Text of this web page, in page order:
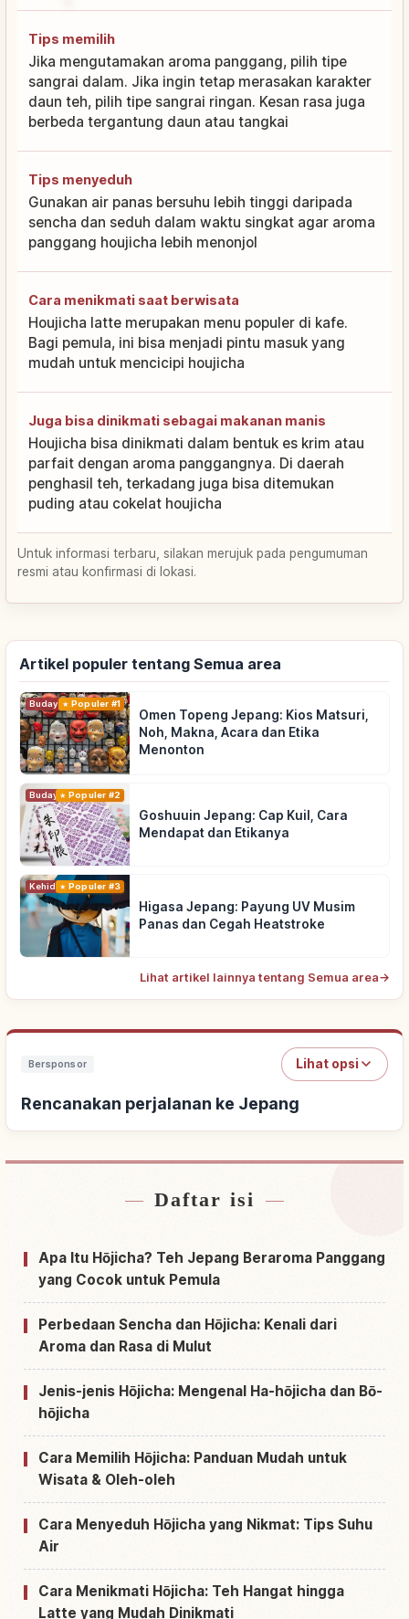
Tips memilih
Jika mengutamakan aroma panggang, pilih tipe
sangrai dalam. Jika ingin tetap merasakan karakter
daun teh, pilih tipe sangrai ringan. Kesan rasa juga
berbeda tergantung daun atau tangkai
Tips menyeduh
Gunakan air panas bersuhu lebih tinggi daripada
sencha dan seduh dalam waktu singkat agar aroma
panggang houjicha lebih menonjol
Cara menikmati saat berwisata
Houjicha latte merupakan menu populer di kafe.
Bagi pemula, ini bisa menjadi pintu masuk yang
mudah untuk mencicipi houjicha
Juga bisa dinikmati sebagai makanan manis
Houjicha bisa dinikmati dalam bentuk es krim atau
parfait dengan aroma panggangnya. Di daerah
penghasil teh, terkadang juga bisa ditemukan
puding atau cokelat houjicha
Untuk informasi terbaru, silakan merujuk pada pengumuman
resmi atau konfirmasi di lokasi.
Artikel populer tentang Semua area
Budaya Tradisional
Populer #1
Omen Topeng Jepang: Kios Matsuri,
Noh, Makna, Acara dan Etika
Menonton
Budaya Tradisional
Populer #2
Goshuuin Jepang: Cap Kuil, Cara
Mendapat dan Etikanya
KehidupanPopuler #3
Higasa Jepang: Payung UV Musim
Panas dan Cegah Heatstroke
Lihat artikel lainnya tentang Semua area→
Bersponsor Lihat opsi
Rencanakan perjalanan ke Jepang
Cari penginapan dekat Jepang
Cari aktivitas di Jepang↗
Daftar isi
Apa Itu Hōjicha? Teh Jepang Beraroma Panggang
yang Cocok untuk Pemula
Perbedaan Sencha dan Hōjicha: Kenali dari
Aroma dan Rasa di Mulut
Jenis-jenis Hōjicha: Mengenal Ha-hōjicha dan Bō-
hōjicha
Cara Memilih Hōjicha: Panduan Mudah untuk
Wisata & Oleh-oleh
Cara Menyeduh Hōjicha yang Nikmat: Tips Suhu
Air
Cara Menikmati Hōjicha: Teh Hangat hingga
Latte yang Mudah Dinikmati